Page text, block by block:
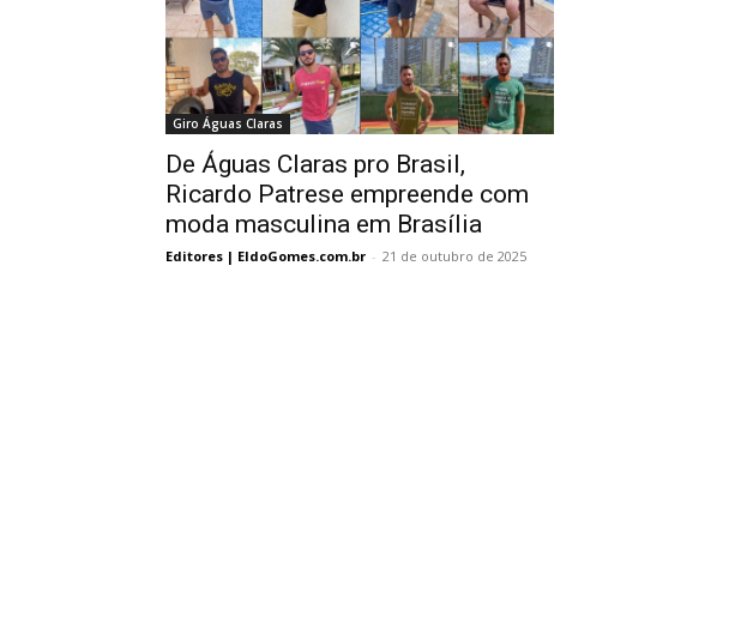
Giro Águas Claras
De Águas Claras pro Brasil,
Ricardo Patrese empreende com
moda masculina em Brasília
Editores | EldoGomes.com.br - 21 de outubro de 2025